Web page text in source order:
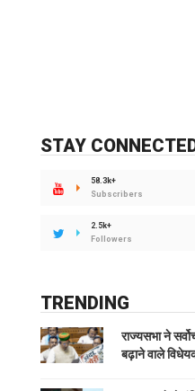
STAY
58.3k+
Subscribers
2.5k+
Followers
TRENDING
राज्यसभा ने
बढ़ाने वाले